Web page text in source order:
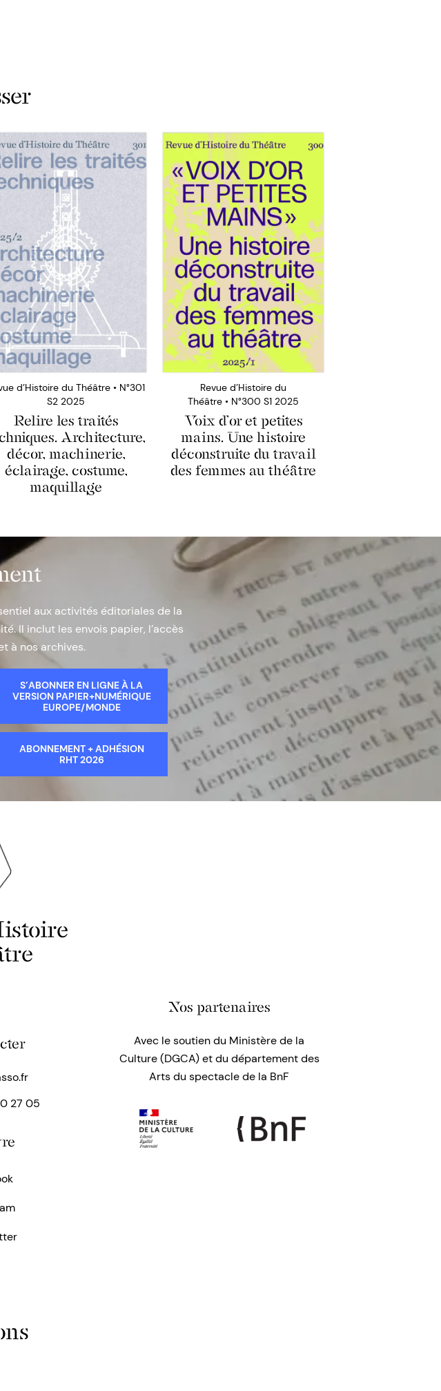
d’Histoire du Théâtre • N°301
S2 2025
Relire les traités
Architecture,
décor, machinerie,
éclairage, costume,
maquillage
Revue d’Histoire du
Théâtre • N°300 S1 2025
Voix d’or et petites
mains. Une histoire
déconstruite du travail
des femmes au théâtre
aux activités éditoriales de la
Il inclut les envois papier, l’accès
à nos archives.
S’ABONNER EN LIGNE À LA
VERSION PAPIER+NUMÉRIQUE
EUROPE/MONDE
ABONNEMENT + ADHÉSION
RHT 2026
27 05
Nos partenaires
Avec le soutien du Ministère de la
Culture (DGCA) et du département des
Arts du spectacle de la BnF